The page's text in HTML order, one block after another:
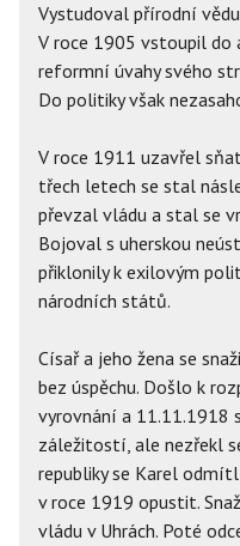
Vystudoval přírodní
V roce 1905 vstoupil do
reformní úvahy svého
Do politiky však
V roce 1911 uzavřel
třech letech se stal
převzal vládu a stal se
Bojoval s uherskou
přiklonily k exilovým
národních států.
Císař a jeho žena se
bez úspěchu. Došlo k
vyrovnání a 11.11.1918
záležitostí, ale nezřekl
republiky se Karel
v roce 1919 opustit.
vládu v Uhrách. Poté